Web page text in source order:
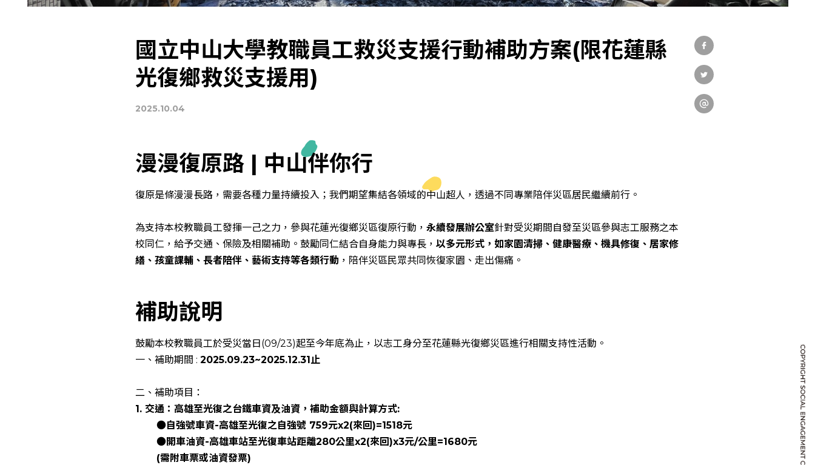
教育發展
研究成果
國立中山大學教職員工救災支援行動補助方案(限花蓮縣
光復鄉救災支援用)
2025.10.04
漫漫復原路 | 中山伴你行
復原是條漫漫長路，需要各種力量持續投入；我們期望集結各領域的中山超人，透過不同專業陪伴災區居民繼續前行。
為支持本校教職員工發揮一己之力，參與花蓮光復鄉災區復原行動， 永續發展辦公室針對受災期間自發至災區參與志工服務之本
校同仁，給予交通、保險及相關補助。鼓勵同仁結合自身能力與專長， 以多元形式，如家園清掃、健康醫療、機具修復、居家修
繕、孩童課輔、長者陪伴、藝術支持等各類行動 ，陪伴災區民眾共同恢復家園、走出傷痛。
補助說明
鼓勵本校教職員工於受災當日(09/23)起至今年底為止，以志工身分至花蓮縣光復鄉災區進行相關支持性活動。
一、補助期間 : 2025.09.23~2025.12.31止
二、補助項目：
1. 交通：高雄至光復之台鐵車資及油資，補助金額與計算方式:
●自強號車資-高雄至光復之自強號 759元x2(來回)=1518元
●開車油資-高雄車站至光復車站距離280公里x2(來回)x3元/公里=1680元
(需附車票或油資發票)